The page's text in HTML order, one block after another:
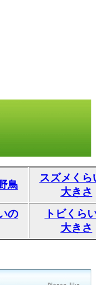
鳥
スズメくら
大きさ
の
トビくら
大きさ